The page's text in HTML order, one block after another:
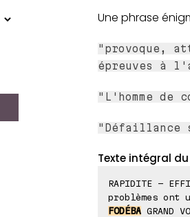
Une phrase
"provoque,
épreuves à
"L'homme de
"Défaillance
Texte intégral
RAPIDITE -
problèmes ont
FODÉBAGRAND